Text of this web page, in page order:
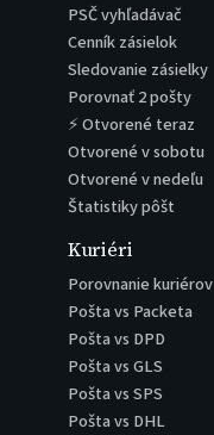
PSČ vyhľadávač
Cenník zásielok
Sledovanie zásielky
Porovnať 2 pošty
⚡ Otvorené teraz
Otvorené v sobotu
Otvorené v nedeľu
Štatistiky pôšt
Kuriéri
Porovnanie kuriérov
Pošta vs Packeta
Pošta vs DPD
Pošta vs GLS
Pošta vs SPS
Pošta vs DHL